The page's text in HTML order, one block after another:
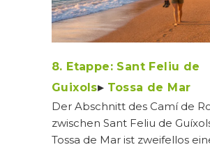
8. Etappe: Sant Feliu de
Guixols▸Tossa de Mar
Der Abschnitt des Camí de
zwischen Sant Feliu de
Tossa de Mar ist zweifellos